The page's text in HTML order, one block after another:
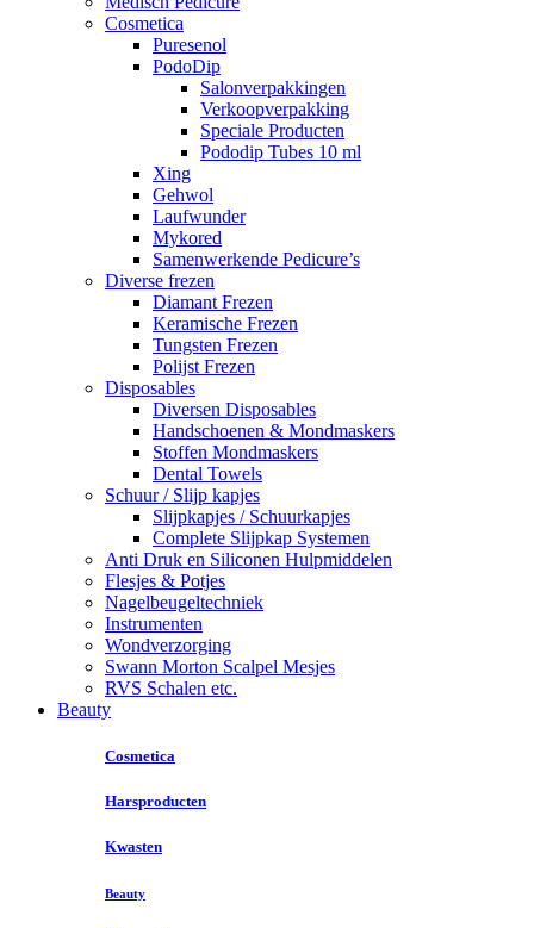
Cosmetica
Puresenol
PodoDip
Salonverpakkingen
Verkoopverpakking
Speciale Producten
Pododip Tubes 10 ml
Xing
Gehwol
Laufwunder
Mykored
Samenwerkende Pedicure’s
Diverse frezen
Diamant Frezen
Keramische Frezen
Tungsten Frezen
Polijst Frezen
Disposables
Diversen Disposables
Handschoenen & Mondmaskers
Stoffen Mondmaskers
Dental Towels
Schuur / Slijp kapjes
Slijpkapjes / Schuurkapjes
Complete Slijpkap Systemen
Anti Druk en Siliconen Hulpmiddelen
Flesjes & Potjes
Nagelbeugeltechniek
Instrumenten
Wondverzorging
Swann Morton Scalpel Mesjes
RVS Schalen etc.
Beauty
Cosmetica
Harsproducten
Kwasten
Beauty